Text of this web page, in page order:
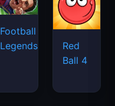
Football
Legends
Red
Ball 4